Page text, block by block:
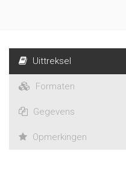
Uittreksel
Formaten
Gegevens
Opmerkingen